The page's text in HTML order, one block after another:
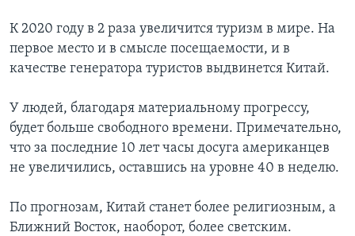
К 2020 году в 2 раза увеличится туризм в мире. На
первое место и в смысле посещаемости, и в
качестве генератора туристов выдвинется Китай.
У людей, благодаря материальному прогрессу,
будет больше свободного времени. Примечательно,
что за последние 10 лет часы досуга американцев
не увеличились, оставшись на уровне 40 в неделю.
По прогнозам, Китай станет более религиозным, а
Ближний Восток, наоборот, более светским.